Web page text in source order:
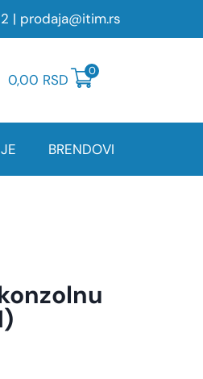
| prodaja@itim.rs
0,00 RSD
0
BRENDOVI